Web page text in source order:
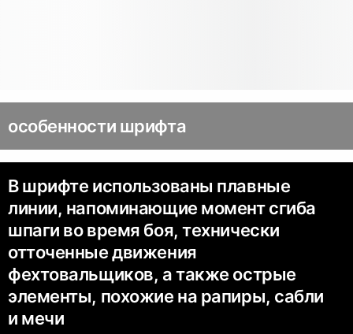
особенности шрифта
В шрифте использованы плавные
линии, напоминающие момент сгиба
шпаги во время боя, технически
отточенные движения
фехтовальщиков, а также острые
элементы, похожие на рапиры, сабли
и мечи